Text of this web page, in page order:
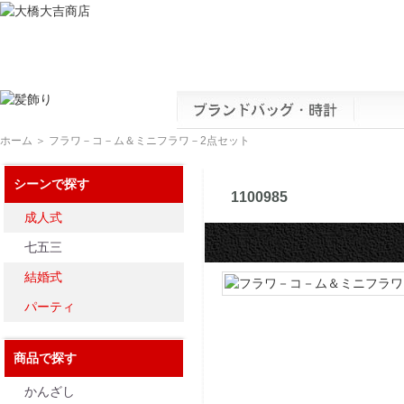
ホーム ＞ フラワ－コ－ム＆ミニフラワ－2点セット
1100985
シーンで探す
成人式
七五三
結婚式
パーティ
商品で探す
かんざし